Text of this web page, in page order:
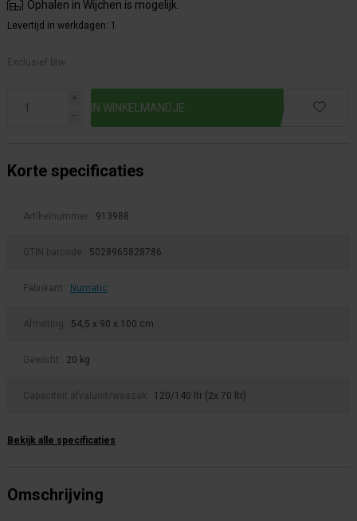
Ophalen in Wijchen is mogelijk.
Levertijd in werkdagen: 1
Exclusief btw.
i
h
Korte specificaties
Artikelnummer: 913988
GTIN barcode: 5028965828786
Fabrikant: Numatic
Afmeting: 54,5 x 90 x 100 cm
Gewicht: 20 kg
Capaciteit afvalunit/waszak: 120/140 ltr (2x 70 ltr)
Bekijk alle specificaties
Omschrijving